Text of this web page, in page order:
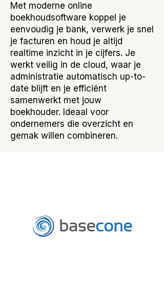
Met moderne online
boekhoudsoftware koppel je
eenvoudig je bank, verwerk je snel
je facturen en houd je altijd
realtime inzicht in je cijfers. Je
werkt veilig in de cloud, waar je
administratie automatisch up-to-
date blijft en je efficiënt
samenwerkt met jouw
boekhouder. Ideaal voor
ondernemers die overzicht en
gemak willen combineren.